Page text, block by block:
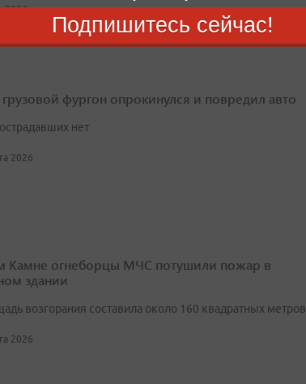
2026
фургон опрокинулся и повредил авто
нет
2026
Камне огнеборцы МЧС потушили пожар в
здании
возгорания составила около 160 квадратных метров
2026
Подпишитесь сейчас!